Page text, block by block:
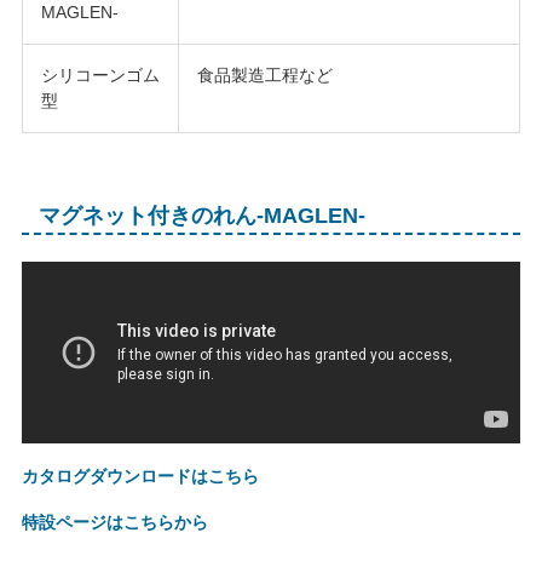
MAGLEN-
シリコーンゴム
型
食品製造工程など
マグネット付きのれん-MAGLEN-
カタログダウンロードはこちら
特設ページはこちらから